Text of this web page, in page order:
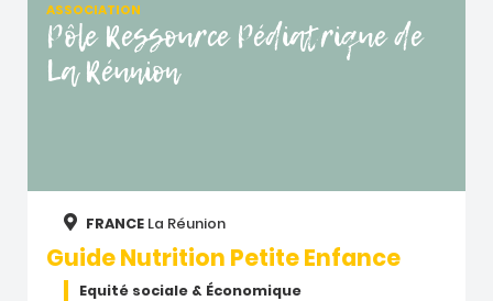
ASSOCIATION
Pôle Ressource Pédiatrique de
La Réunion
FRANCE La Réunion
Guide Nutrition Petite Enfance
Equité sociale & Économique